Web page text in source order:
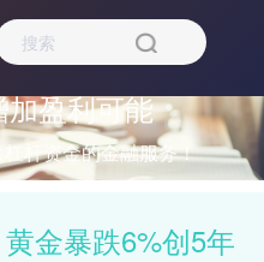
盈利可能
杆资金的金融服务！
金暴跌6%创5年